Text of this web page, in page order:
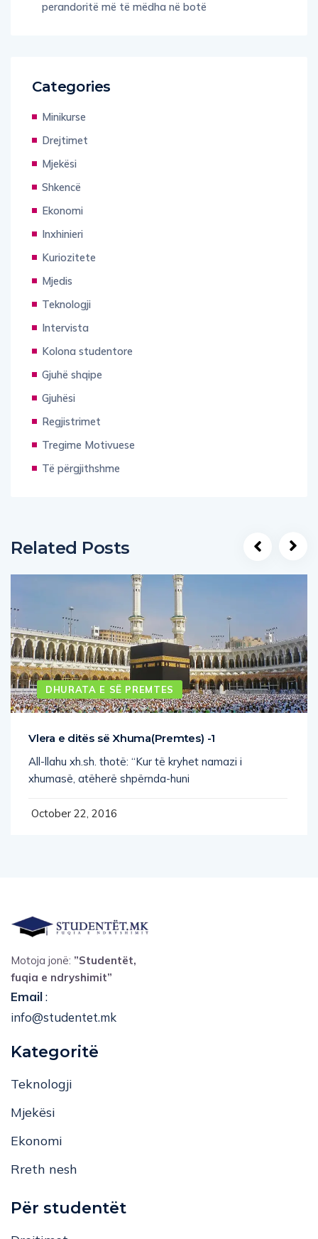
perandoritë më të mëdha në botë
Categories
Minikurse
Drejtimet
Mjekësi
Shkencë
Ekonomi
Inxhinieri
Kuriozitete
Mjedis
Teknologji
Intervista
Kolona studentore
Gjuhë shqipe
Gjuhësi
Regjistrimet
Tregime Motivuese
Të përgjithshme
Related Posts
DHURATA E SË PREMTES
Vlera e ditës së Xhuma(Premtes) -1
All-llahu xh.sh. thotë: “Kur të kryhet namazi i
xhumasë, atëherë shpërnda-huni
October 22, 2016
Motoja jonë: ”Studentët,
fuqia e ndryshimit”
Email:
info@studentet.mk
Kategoritë
Teknologji
Mjekësi
Ekonomi
Rreth nesh
Për studentët